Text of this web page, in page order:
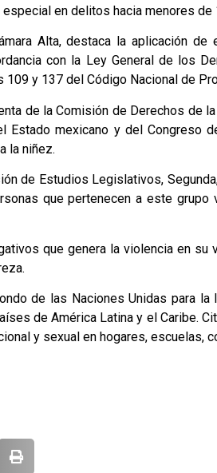
en delitos hacia menores de
Alta, destaca la aplicación
con la Ley General de los
y 137 del Código Nacional de
de la Comisión de Derechos de
Estado mexicano y del Congreso
la niñez.
de Estudios Legislativos,
que pertenecen a este
que genera la violencia en
de las Naciones Unidas para
de América Latina y el Caribe.
y sexual en hogares, escuelas,